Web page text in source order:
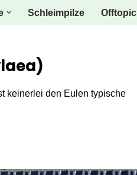
Schleimpilze Offtopic
keinerlei den Eulen typische